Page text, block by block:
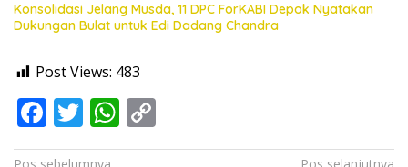
Konsolidasi Jelang Musda, 11 DPC ForKABI Depok Nyatakan
Dukungan Bulat untuk Edi Dadang Chandra
Post Views: 483
F
ac
T
w
W
h o